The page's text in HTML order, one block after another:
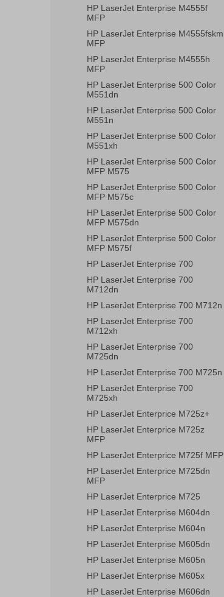
HP LaserJet Enterprise M4555f
MFP
HP LaserJet Enterprise M4555fskm
MFP
HP LaserJet Enterprise M4555h
MFP
HP LaserJet Enterprise 500 Color
M551dn
HP LaserJet Enterprise 500 Color
M551n
HP LaserJet Enterprise 500 Color
M551xh
HP LaserJet Enterprise 500 Color
MFP M575
HP LaserJet Enterprise 500 Color
MFP M575c
HP LaserJet Enterprise 500 Color
MFP M575dn
HP LaserJet Enterprise 500 Color
MFP M575f
HP LaserJet Enterprise 700
HP LaserJet Enterprise 700
M712dn
HP LaserJet Enterprise 700 M712n
HP LaserJet Enterprise 700
M712xh
HP LaserJet Enterprise 700
M725dn
HP LaserJet Enterprise 700 M725n
HP LaserJet Enterprise 700
M725xh
HP LaserJet Enterprice M725z+
HP LaserJet Enterprice M725z
MFP
HP LaserJet Enterprice M725f MFP
HP LaserJet Enterprice M725dn
MFP
HP LaserJet Enterprice M725
HP LaserJet Enterprise M604dn
HP LaserJet Enterprise M604n
HP LaserJet Enterprise M605dn
HP LaserJet Enterprise M605n
HP LaserJet Enterprise M605x
HP LaserJet Enterprise M606dn